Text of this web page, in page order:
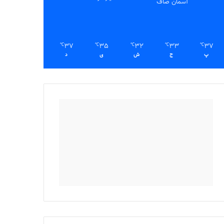
آسمان صاف
37
℃
پ
33
℃
ج
32
℃
ش
35
℃
ی
37
℃
د